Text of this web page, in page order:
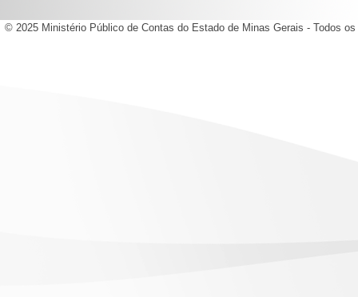
© 2025 Ministério Público de Contas do Estado de Minas Gerais - Todos